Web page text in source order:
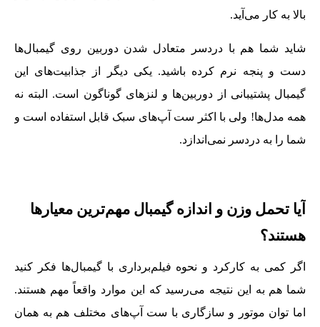
بالا به کار می‌آید.
شاید شما هم با دردسر متعادل شدن دوربین روی گیمبال‌ها
دست و پنجه نرم کرده باشید. یکی دیگر از جذابیت‌های این
گیمبال پشتیبانی از دوربین‌ها و لنزهای گوناگون است. البته نه
همه مدل‌ها! ولی با اکثر ست آپ‌های سبک قابل استفاده است و
شما را به دردسر نمی‌اندازد.
آیا تحمل وزن و اندازه گیمبال مهم‌ترین معیارها
هستند؟
اگر کمی به کارکرد و نحوه فیلم‌برداری با گیمبال‌ها فکر کنید
شما هم به این نتیجه می‌رسید که این موارد واقعاً مهم هستند.
اما توان موتور و سازگاری با ست آپ‌های مختلف هم به همان